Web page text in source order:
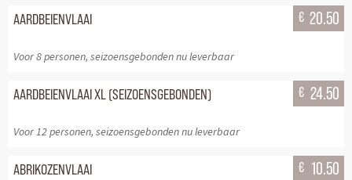
AARDBEIENVLAAI
Voor 8 personen, seizoensgebonden nu leverbaar
€ 20.50
AARDBEIENVLAAI XL (SEIZOENSGEBONDEN)
Voor 12 personen, seizoensgebonden nu leverbaar
€ 24.50
ABRIKOZENVLAAI € 10.50